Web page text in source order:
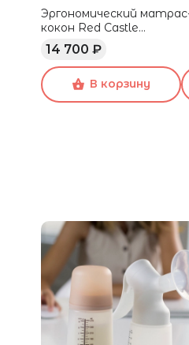
Эргономический
кокон Red Castle
Cocoonababy
14 700 ₽
В корзину